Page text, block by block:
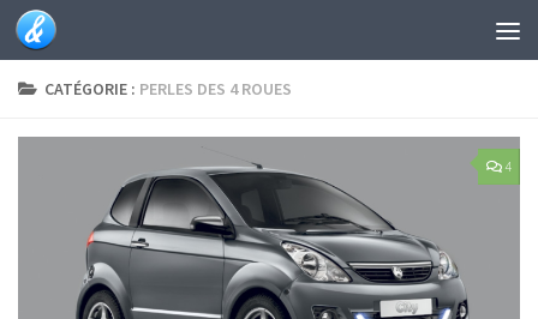
Skip to content
CATÉGORIE : PERLES DES 4 ROUES
4